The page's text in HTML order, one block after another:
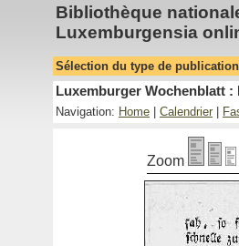
Bibliothèque
Luxemburgensia
Sélection du type de
Luxemburger Wochenblatt :
Navigation: Home Calendrier
Zoom